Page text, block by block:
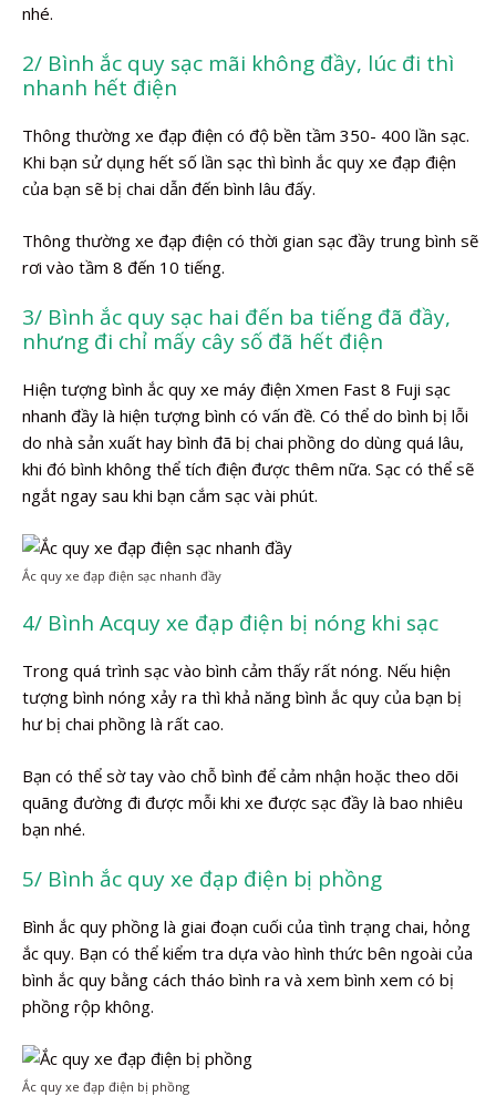
nhé.
2/ Bình ắc quy sạc mãi không đầy, lúc đi thì
nhanh hết điện
Thông thường xe đạp điện có độ bền tầm 350- 400 lần sạc.
Khi bạn sử dụng hết số lần sạc thì bình ắc quy xe đạp điện
của bạn sẽ bị chai dẫn đến bình lâu đấy.
Thông thường xe đạp điện có thời gian sạc đầy trung bình sẽ
rơi vào tầm 8 đến 10 tiếng.
3/ Bình ắc quy sạc hai đến ba tiếng đã đầy,
nhưng đi chỉ mấy cây số đã hết điện
Hiện tượng bình ắc quy xe máy điện Xmen Fast 8 Fuji sạc
nhanh đầy là hiện tượng bình có vấn đề. Có thể do bình bị lỗi
do nhà sản xuất hay bình đã bị chai phồng do dùng quá lâu,
khi đó bình không thể tích điện được thêm nữa. Sạc có thể sẽ
ngắt ngay sau khi bạn cắm sạc vài phút.
Ắc quy xe đạp điện sạc nhanh đầy
4/ Bình Acquy xe đạp điện bị nóng khi sạc
Trong quá trình sạc vào bình cảm thấy rất nóng. Nếu hiện
tượng bình nóng xảy ra thì khả năng bình ắc quy của bạn bị
hư bị chai phồng là rất cao.
Bạn có thể sờ tay vào chỗ bình để cảm nhận hoặc theo dõi
quãng đường đi được mỗi khi xe được sạc đầy là bao nhiêu
bạn nhé.
5/ Bình ắc quy xe đạp điện bị phồng
Bình ắc quy phồng là giai đoạn cuối của tình trạng chai, hỏng
ắc quy. Bạn có thể kiểm tra dựa vào hình thức bên ngoài của
bình ắc quy bằng cách tháo bình ra và xem bình xem có bị
phồng rộp không.
Ắc quy xe đạp điện bị phồng